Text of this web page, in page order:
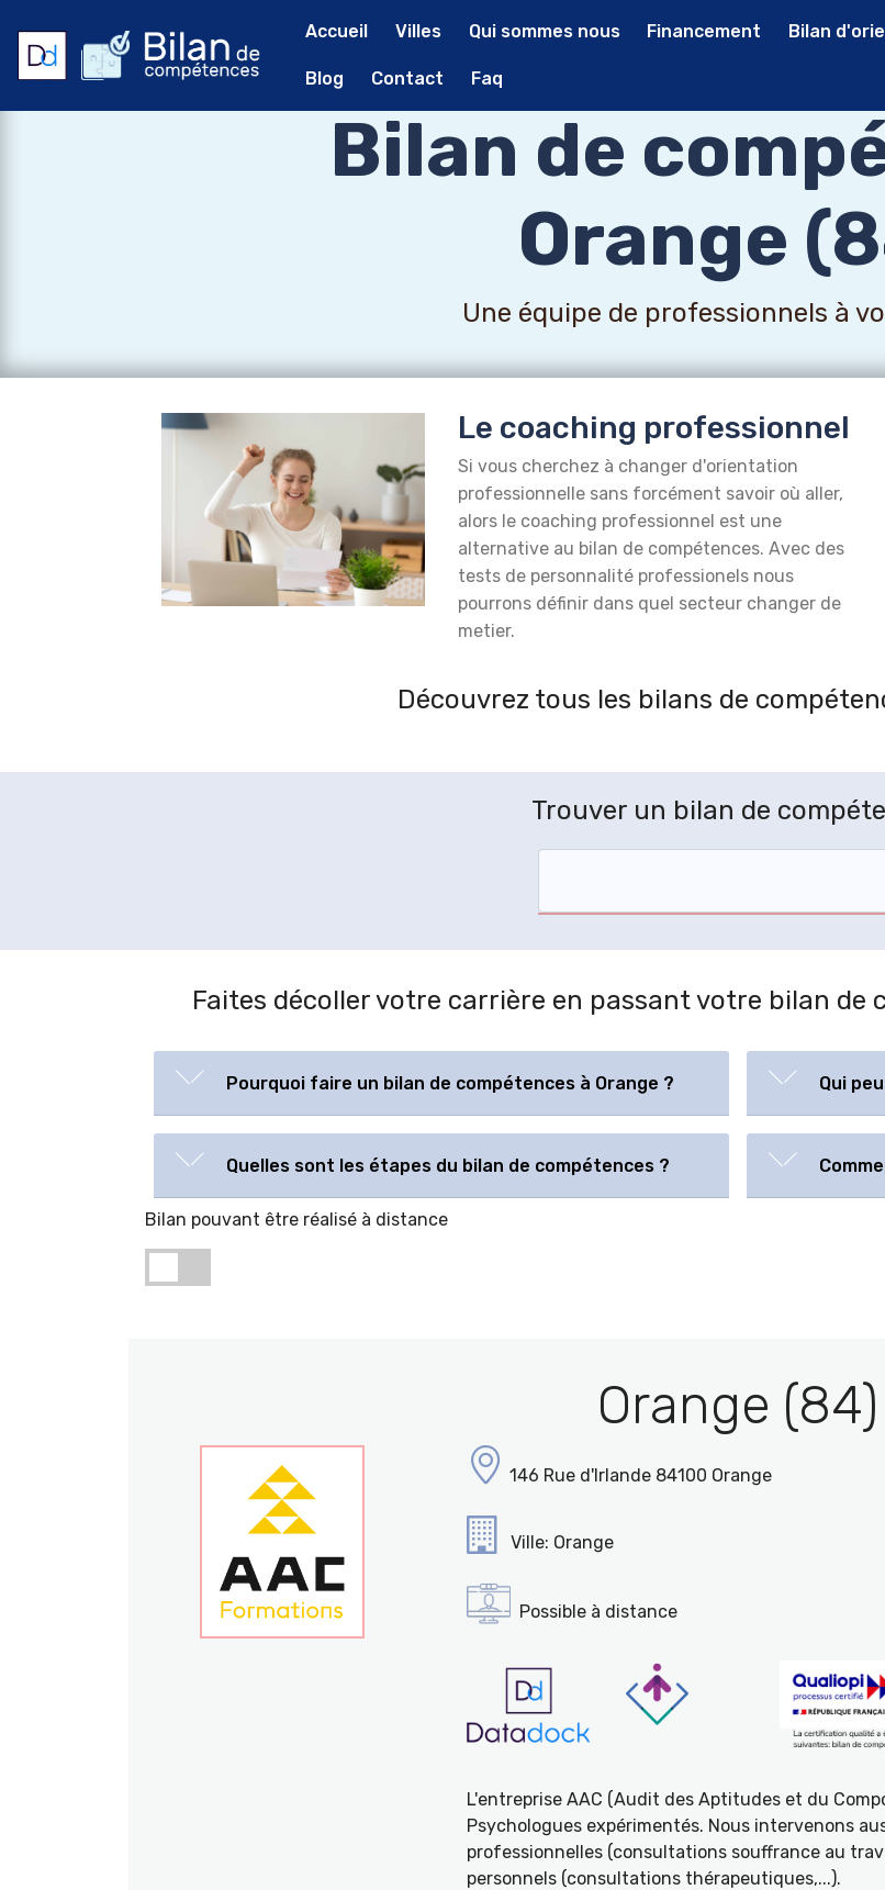
Accueil Villes Qui sommes nous Financement Bilan
Blog Contact Faq
Bilan de
Orange
Une équipe de professionnels à
Le coaching professionnel
Si vous cherchez à changer d'orientation
professionnelle sans forcément savoir où aller,
alors le coaching professionnel est une
alternative au bilan de compétences. Avec des
tests de personnalité professionels nous
pourrons définir dans quel secteur changer de
metier.
Découvrez tous les bilans de
Trouver un bilan de
Faites décoller votre carrière en passant votre bilan de
Pourquoi faire un bilan de compétences à Orange ? Qui
Quelles sont les étapes du bilan de compétences ?
Bilan pouvant être réalisé à distance
Orange (84)
146 Rue d'Irlande 84100 Orange
Ville: Orange
Possible à distance
L'entreprise AAC (Audit des Aptitudes et du
Psychologues expérimentés. Nous intervenons
professionnelles (consultations souffrance au
personnels (consultations thérapeutiques,...).